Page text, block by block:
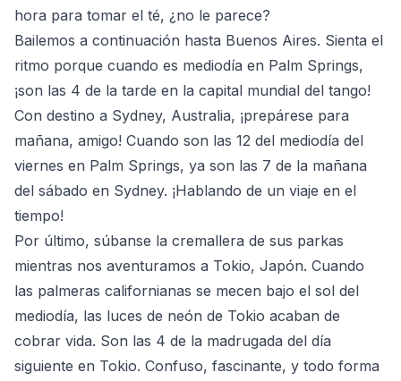
hora para tomar el té, ¿no le parece?
Bailemos a continuación hasta Buenos Aires. Sienta el
ritmo porque cuando es mediodía en Palm Springs,
¡son las 4 de la tarde en la capital mundial del tango!
Con destino a Sydney, Australia, ¡prepárese para
mañana, amigo! Cuando son las 12 del mediodía del
viernes en Palm Springs, ya son las 7 de la mañana
del sábado en Sydney. ¡Hablando de un viaje en el
tiempo!
Por último, súbanse la cremallera de sus parkas
mientras nos aventuramos a Tokio, Japón. Cuando
las palmeras californianas se mecen bajo el sol del
mediodía, las luces de neón de Tokio acaban de
cobrar vida. Son las 4 de la madrugada del día
siguiente en Tokio. Confuso, fascinante, y todo forma